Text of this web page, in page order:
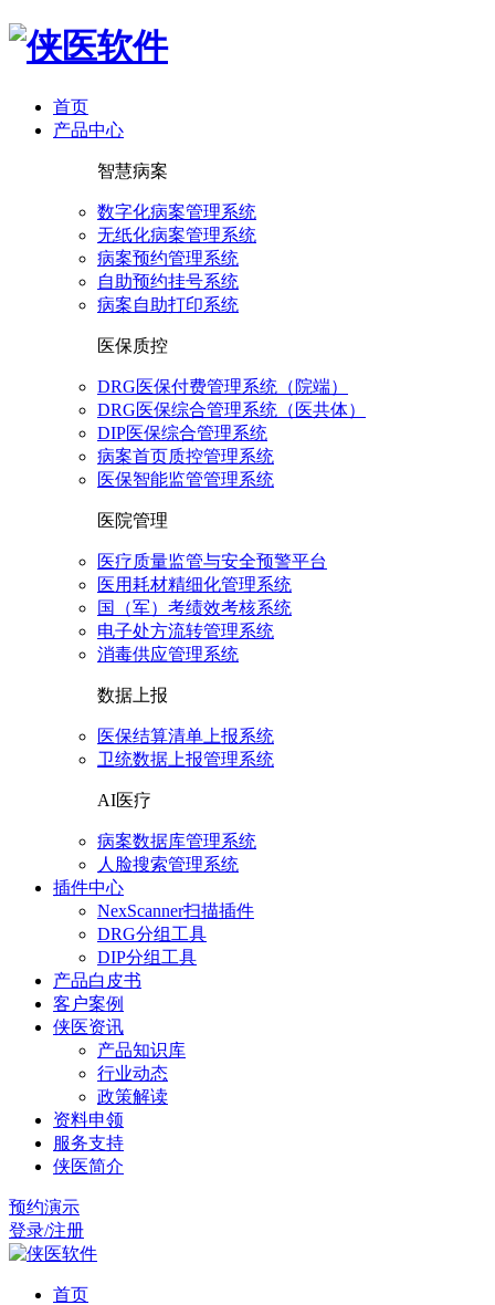
首页
产品中心
智慧病案
数字化病案管理系统
无纸化病案管理系统
病案预约管理系统
自助预约挂号系统
病案自助打印系统
医保质控
DRG医保付费管理系统（院端）
DRG医保综合管理系统（医共体）
DIP医保综合管理系统
病案首页质控管理系统
医保智能监管管理系统
医院管理
医疗质量监管与安全预警平台
医用耗材精细化管理系统
国（军）考绩效考核系统
电子处方流转管理系统
消毒供应管理系统
数据上报
医保结算清单上报系统
卫统数据上报管理系统
AI医疗
病案数据库管理系统
人脸搜索管理系统
插件中心
NexScanner扫描插件
DRG分组工具
DIP分组工具
产品白皮书
客户案例
侠医资讯
产品知识库
行业动态
政策解读
资料申领
服务支持
侠医简介
预约演示
登录/注册
首页